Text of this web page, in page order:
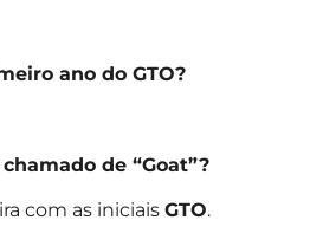
ano do GTO?
de “Goat”?
com as iniciaisGTO.